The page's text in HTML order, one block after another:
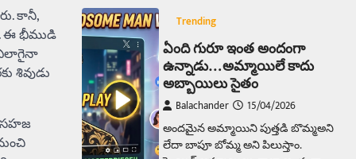
కానీ,
ఈ భీముడి
ఎలాగైనా
శివుడు
సహజ
Trending
ఏంది గురూ ఇంత అందంగా
ఉన్నాడు…అమ్మాయిలే కాదు
అబ్బాయిలు సైతం
Balachander
15/04/2026
అందమైన అమ్మాయిని పుత్తడి బొమ్మఅని
లేదా బాపూ బోమ్మ అని పిలుస్తాం.